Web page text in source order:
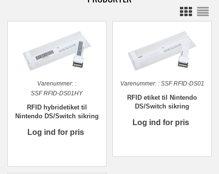
Varenummer: :
SSF RFID-DS01HY
RFID hybridetiket til
Nintendo DS/Switch sikring
Log ind for pris
Varenummer:: SSF RFID-DS01
RFID etiket til Nintendo
DS/Switch sikring
Log ind for pris